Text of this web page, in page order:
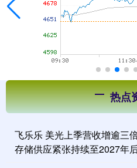
热点
飞乐乐 美光上季营收增逾三
存储供应紧张持续至2027年